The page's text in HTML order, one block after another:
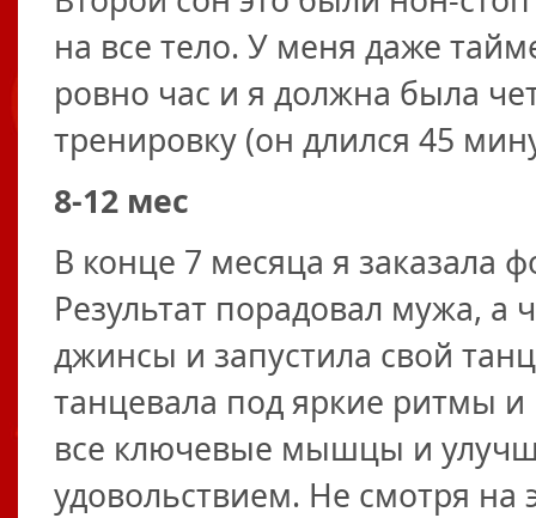
на все тело. У меня даже
ровно час и я должна была
тренировку (он длился 45
8-12 мес
В конце 7 месяца я заказала
Результат порадовал мужа, а
джинсы и запустила свой
танцевала под яркие ритмы
все ключевые мышцы и
удовольствием. Не смотря на